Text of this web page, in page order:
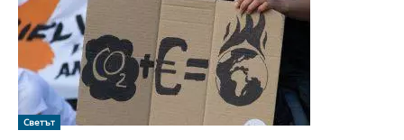
Светът